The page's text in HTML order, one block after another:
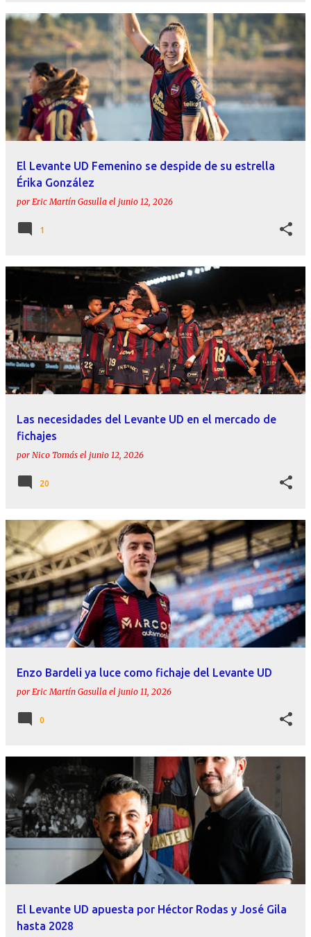
El Levante UD Femenino se despide de su estrella
Érika González
por Eric Martín Gasulla el junio 12, 2026
1
Las necesidades del Levante UD en el mercado de
fichajes
por Nico Tomás el junio 12, 2026
20
Enzo Bardeli ya luce como fichaje del Levante UD
por Eric Martín Gasulla el junio 11, 2026
0
El Levante UD apuesta por Héctor Rodas y José Gila
hasta 2028